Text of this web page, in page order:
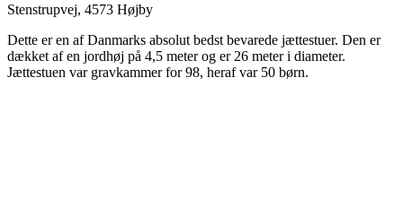
Stenstrupvej, 4573 Højby
Dette er en af Danmarks absolut bedst bevarede jættestuer. Den er
dækket af en jordhøj på 4,5 meter og er 26 meter i diameter.
Jættestuen var gravkammer for 98, heraf var 50 børn.